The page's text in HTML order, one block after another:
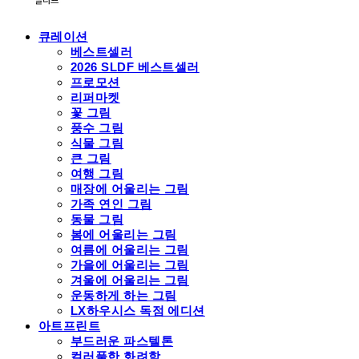
큐레이션
베스트셀러
2026 SLDF 베스트셀러
프로모션
리퍼마켓
꽃 그림
풍수 그림
식물 그림
큰 그림
여행 그림
매장에 어울리는 그림
가족 연인 그림
동물 그림
봄에 어울리는 그림
여름에 어울리는 그림
가을에 어울리는 그림
겨울에 어울리는 그림
운동하게 하는 그림
LX하우시스 독점 에디션
아트프린트
부드러운 파스텔톤
컬러풀한 화려함